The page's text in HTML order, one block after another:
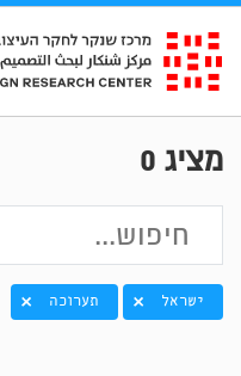
מציג 0
ישראל תערוכה